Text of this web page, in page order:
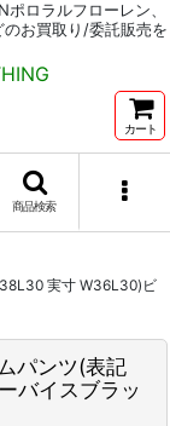
ロラルフローレン、
お買取り/委託販売を
カート
商品検索
実寸 W36L30)ビ
パンツ(表記
バイスブラッ